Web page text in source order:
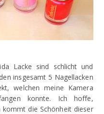
Lacke sind schlicht und
insgesamt 5 Nagellacken
welchen meine Kamera
konnte. Ich hoffe,
die Schönheit dieser